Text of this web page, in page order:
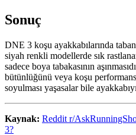
Sonuç
DNE 3 koşu ayakkabılarında
siyah renkli modellerde sık
sadece boya tabakasının
bütünlüğünü veya koşu
soyulması yaşasalar bile
Kaynak: Reddit r/
3?